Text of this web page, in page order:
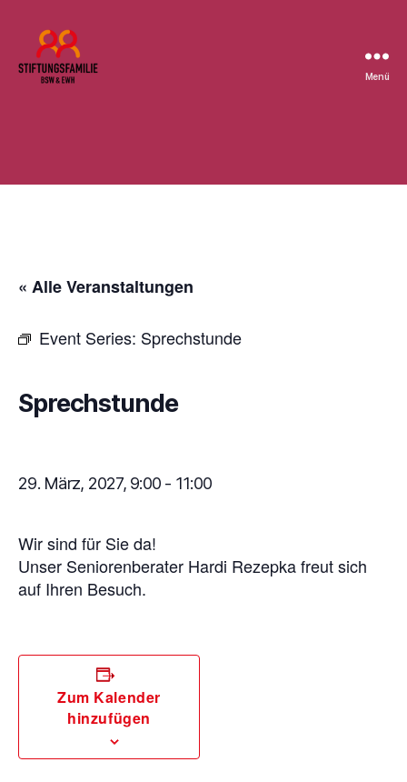
Menü
« Alle Veranstaltungen
Event Series: Sprechstunde
Sprechstunde
29. März, 2027, 9:00 - 11:00
Wir sind für Sie da!
Unser Seniorenberater Hardi Rezepka freut sich
auf Ihren Besuch.
Zum Kalender
hinzufügen